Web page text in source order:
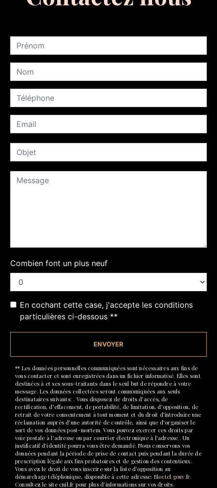
Combien font un plus neuf
En cochant cette case, j'accepte les conditions
particulières ci-dessous **
ENVOYER
** Les données personnelles communiquées sont nécessaires aux fins de
vous contacter et sont enregistrées dans un fichier informatisé. Elles sont
destinées à et ses sous-traitants dans le seul but de répondre à votre
message. Les données collectées seront communiquées aux seuls
destinataires suivants: . Vous disposez de droits d’accès, de
rectification, d’effacement, de portabilité, de limitation, d’opposition, de
retrait de votre consentement à tout moment et du droit d’introduire une
réclamation auprès d’une autorité de contrôle, ainsi que d’organiser le
sort de vos données post-mortem. Vous pouvez exercer ces droits par
voie postale à l'adresse ou par courrier électronique à l'adresse . Un
justificatif d'identité pourra vous être demandé. Nous conservons vos
données pendant la période de prise de contact puis pendant la durée de
prescription légale aux fins probatoires et de gestion des contentieux.
Vous avez le droit de vous inscrire sur la liste d'opposition au
démarchage téléphonique, disponible à cette adresse: Bloctel.gouv.fr.
Consultez le site cnil.fr pour plus d’informations sur vos droits.